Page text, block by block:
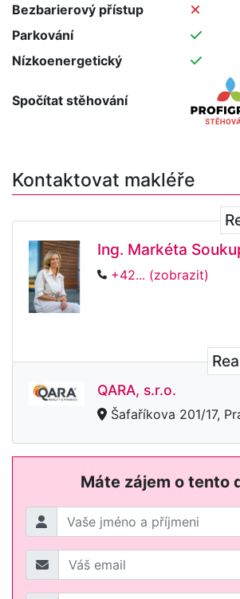
Bezbarierový přístup
Parkování
Nízkoenergetický
Spočítat stěhování
Kontaktovat makléře
Ing. Markéta
+42... (zobrazit)
QARA, s.r.o.
Šafaříkova 201/17,
Máte zájem o tento